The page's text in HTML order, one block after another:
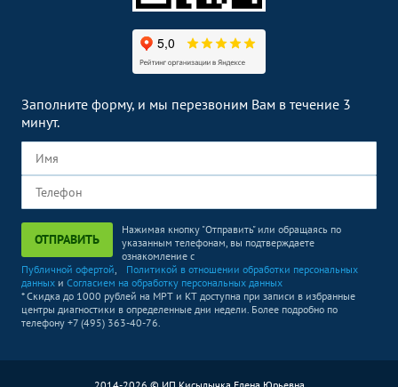
Заполните форму, и мы перезвоним Вам в течение 3
минут.
ОТПРАВИТЬ
Нажимая кнопку "Отправить" или обращаясь по
указанным телефонам, вы подтверждаете
ознакомление с
Публичной офертой,
Политикой в отношении обработки персональных
данных и Согласием на обработку персональных данных
* Скидка до 1000 рублей на МРТ и КТ доступна при записи в избранные
центры диагностики в определенные дни недели. Более подробно по
телефону +7 (495) 363-40-76.